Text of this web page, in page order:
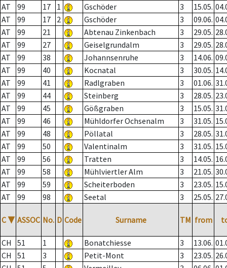
AT
99 17 1 Gschöder 3 15.05.
AT
99 17 2 Gschöder 3 09.06.
AT
99 21 Abtenau Zinkenbach 3 29.05.
AT
99 27 Geiselgrundalm 3 29.05.
AT
99 38 Johannsenruhe 3 14.06.
AT
99 40 Kocnatal 3 30.05.
AT
99 41 Radlgraben 3 01.06.
AT
99 44 Steinberg 3 28.05.
AT
99 45 Gößgraben 3 15.05.
AT
99 46 Mühldorfer Ochsenalm 3 31.05.
AT
99 48 Pöllatal 3 28.05.
AT
99 50 Valentinalm 3 31.05.
AT
99 56 Tratten 3 14.05.
AT
99 58 Mühlviertler Alm 3 21.05.
AT
99 59 Scheiterboden 3 23.05.
AT
99 98 Seetal 3 25.05.
C ▼ ASSOC No. D Code Surname TM from
CH 51 1 Bonatchiesse 3 13.06.
CH
51 3 Petit-Mont 3 23.05.